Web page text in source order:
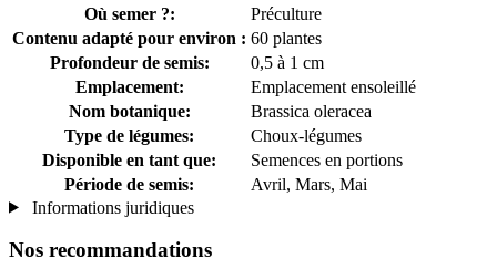
Où semer ?:
Préculture
Contenu adapté pour environ : 60 plantes
Profondeur de semis:
0,5 à 1 cm
Emplacement:
Emplacement ensoleillé
Nom botanique:
Brassica oleracea
Type de légumes:
Choux-légumes
Disponible en tant que:
Semences en portions
Période de semis:
Avril, Mars, Mai
Informations juridiques
Nos recommandations